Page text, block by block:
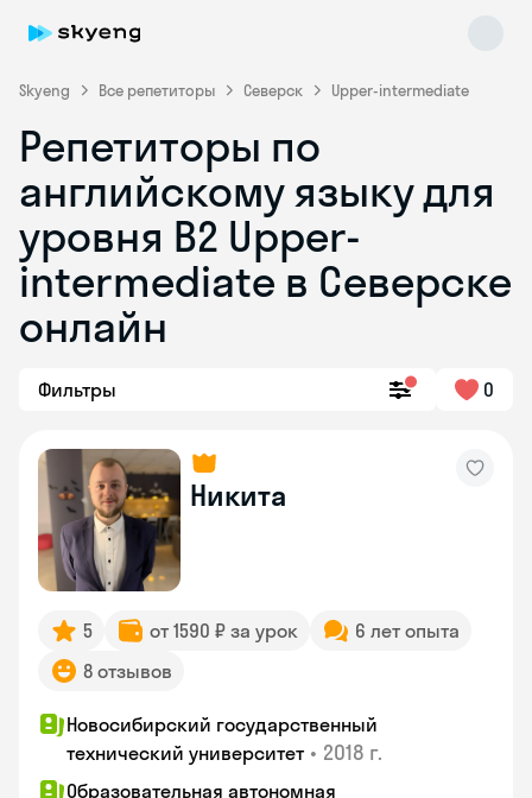
Skyeng Все репетиторы Северск Upper-intermediate
Репетиторы по
английскому языку для
уровня B2 Upper-
intermediate в Северске
онлайн
Фильтры 0
Никита
5 от 1590 ₽ за урок
6 лет опыта
8 отзывов
Новосибирский государственный
технический университет • 2018 г.
Образовательная автономная
Skyeng Chat
online